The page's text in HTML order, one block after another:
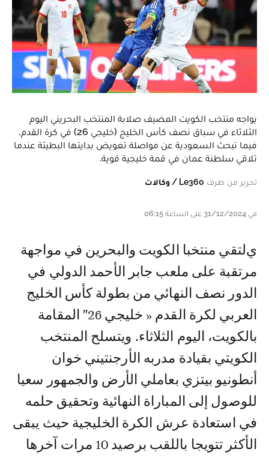
يواجه منتخب الكويت المضيف صلابة المنتخب البحريني اليوم
الثلاثاء في سباق نصف كأس الخليج (خليجي 26) في كرة القدم،
فيما تبحث السعودية عن مواصلة تعويض بدايتها البطيئة عندما
تلاقي سلطنة عمان في قمة خليجية قوية.
تحرير من طرف Le360 / وكالات
في 31/12/2024 على الساعة 06:15
يلتقي منتخبا الكويت والبحرين في مواجهة
مرتقبة على ملعب جابر الأحمد الدولي في
الدور نصف النهائي من بطولة كأس الخليج
العربي لكرة القدم « خليجي 26″ المقامة
بالكويت، اليوم الثلاثاء. ويتسلح المنتخب
الكويتي بقيادة مدربه الأرجنتيني خوان
أنطونيو بيتزي بعاملي الأرض والجمهور سعيا
للوصول إلى المباراة النهائية وتحقيق حلمه
في استعادة عرش الكرة الخليجية حيث يبقى
الأكثر تتويجا باللقب برصيد 10 مرات آخرها